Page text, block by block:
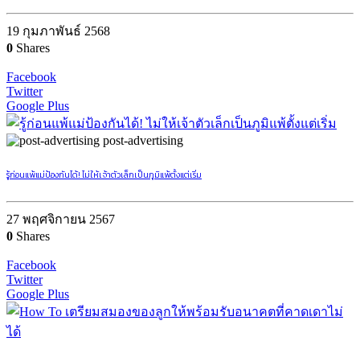
19 กุมภาพันธ์ 2568
0 Shares
Facebook
Twitter
Google Plus
post-advertising
รู้ก่อนแพ้แม่ป้องกันได้! ไม่ให้เจ้าตัวเล็กเป็นภูมิแพ้ตั้งแต่เริ่ม
27 พฤศจิกายน 2567
0 Shares
Facebook
Twitter
Google Plus